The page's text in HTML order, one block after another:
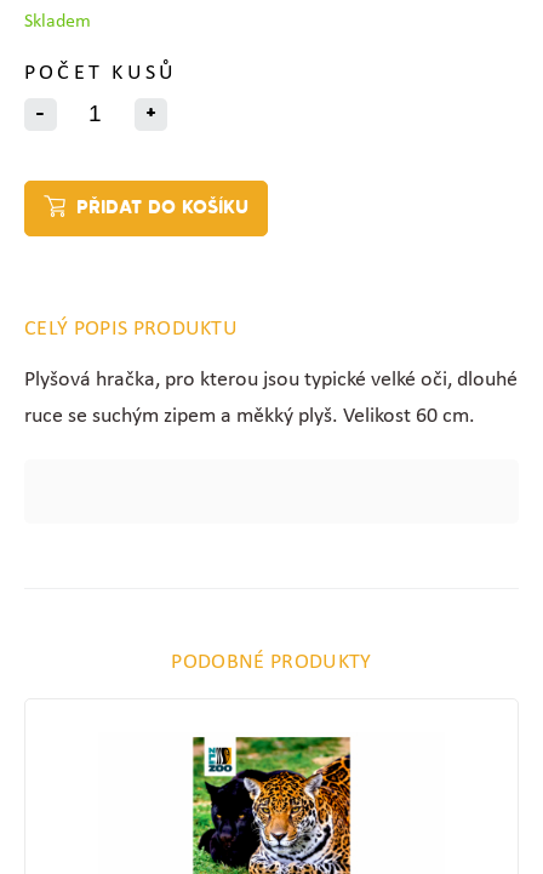
Skladem
POČET KUSŮ
-
+
PŘIDAT DO KOŠÍKU
CELÝ POPIS PRODUKTU
Plyšová hračka, pro kterou jsou typické velké oči, dlouhé
ruce se suchým zipem a měkký plyš. Velikost 60 cm.
PODOBNÉ PRODUKTY